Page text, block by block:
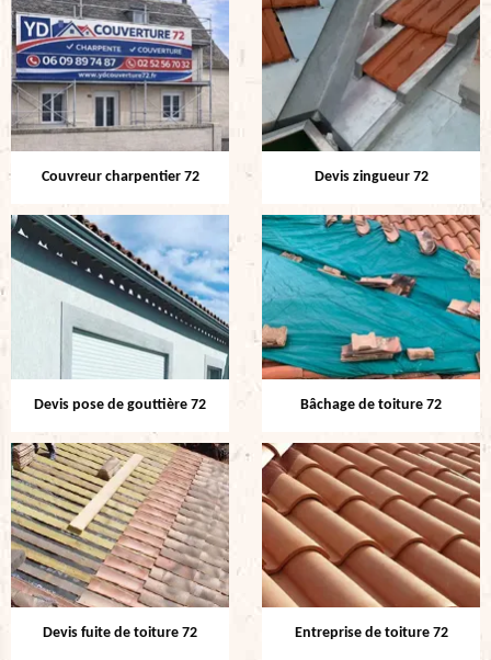
Couvreur charpentier 72 Devis zingueur 72
Devis pose de gouttière 72 Bâchage de toiture 72
Devis fuite de toiture 72 Entreprise de toiture 72